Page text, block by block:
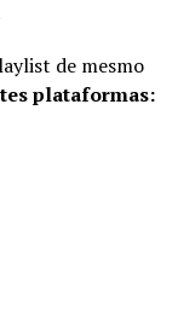
de mesmo
plataformas: